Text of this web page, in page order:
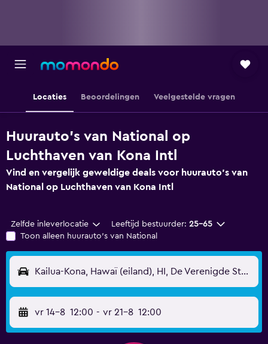
Locaties Beoordelingen Veelgestelde vragen
Huurauto's van National op
Luchthaven van Kona Intl
Vind en vergelijk geweldige deals voor huurauto's van
National op Luchthaven van Kona Intl
Zelfde inleverlocatie Leeftijd bestuurder: 25-65
Toon alleen huurauto's van National
Kailua-Kona, Hawaï (eiland), HI, De Verenigde Staten - Kona Intl (KOA)
vr 14-8 12:00 - vr 21-8 12:00